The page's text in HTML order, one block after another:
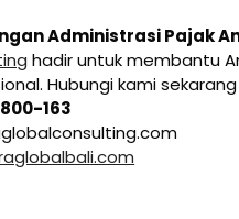
Administrasi Pajak
hadir untuk membantu
Hubungi kami
163